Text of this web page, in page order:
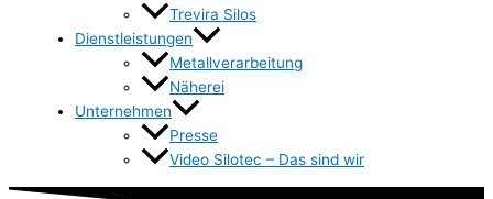
Trevira Silos
Dienstleistungen
Metallverarbeitung
Näherei
Unternehmen
Presse
Video Silotec – Das sind wir